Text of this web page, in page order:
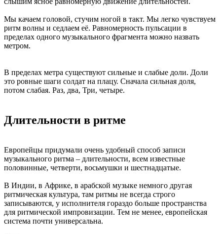
Мы качаем головой, стучим ногой в такт. Мы легко чувствуем
ритм волны и седлаем её. Равномерность пульсации в
пределах одного музыкального фрагмента можно назвать
метром.
В пределах метра существуют сильные и слабые доли. Доли
это ровные шаги солдат на плацу. Сначала сильная доля,
потом слабая. Раз, два, Три, четыре.
Длительности в ритме
Европейцы придумали очень удобный способ записи
музыкального ритма – длительности, всем известные
половинные, четверти, восьмушки и шестнадцатые.
В Индии, в Африке, в арабской музыке немного другая
ритмическая культура, там ритмы не всегда строго
записываются, у исполнителя гораздо больше пространства
для ритмической импровизации. Тем не менее, европейская
система почти универсальна.